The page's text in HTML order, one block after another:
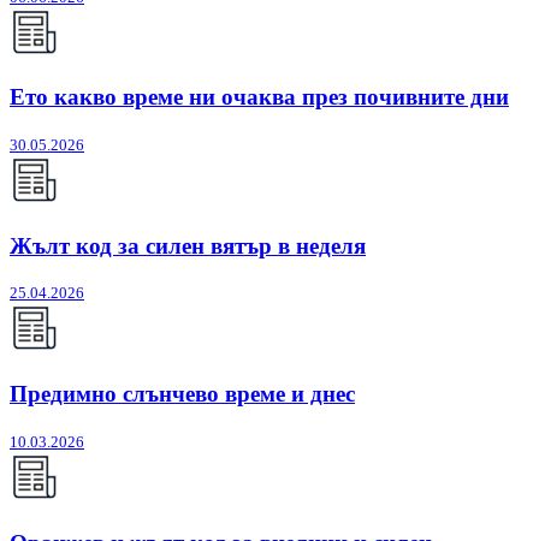
Ето какво време ни очаква през почивните дни
30.05.2026
Жълт код за силен вятър в неделя
25.04.2026
Предимно слънчево време и днес
10.03.2026